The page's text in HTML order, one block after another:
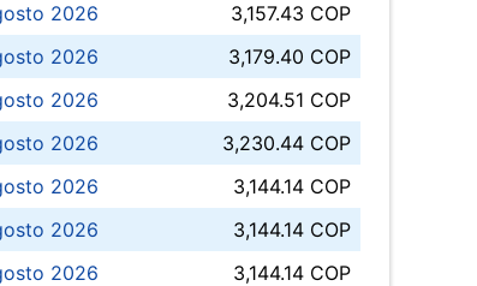
2026
3,157.43 COP
2026
3,179.40 COP
2026
3,204.51 COP
2026
3,230.44 COP
2026
3,144.14 COP
2026
3,144.14 COP
2026
3,144.14 COP